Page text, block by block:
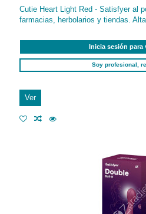
Cutie Heart Light Red - Satisfyer al
farmacias, herbolarios y tiendas.
Inicia sesión para
Soy profesional,
Ver